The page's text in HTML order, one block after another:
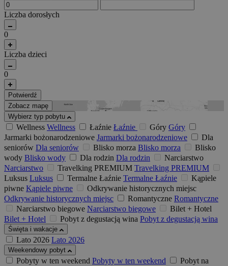
Liczba dorosłych
0
Liczba dzieci
0
Potwierdź
Zobacz mapę
Wybierz typ pobytu
Wellness Wellness Łaźnie Łaźnie Góry Góry
Jarmarki bożonarodzeniowe Jarmarki bożonarodzeniowe
Dla
seniorów Dla seniorów Blisko morza Blisko morza
Blisko
wody Blisko wody Dla rodzin Dla rodzin
Narciarstwo
Narciarstwo
Travelking PREMIUM Travelking PREMIUM
Luksus Luksus Termalne Łaźnie Termalne Łaźnie
Kąpiele
piwne Kąpiele piwne
Odkrywanie historycznych miejsc
Odkrywanie historycznych miejsc
Romantyczne Romantyczne
Narciarstwo biegowe Narciarstwo biegowe
Bilet + Hotel
Bilet + Hotel
Pobyt z degustacją wina Pobyt z degustacją wina
Święta i wakacje
Lato 2026 Lato 2026
Weekendowy pobyt
Pobyty w ten weekend Pobyty w ten weekend
Pobyt na